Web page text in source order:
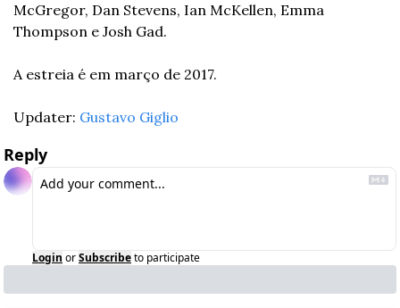
McGregor, Dan Stevens, Ian McKellen, Emma
Thompson e Josh Gad.
A estreia é em março de 2017.
Updater: Gustavo Giglio
Reply
Login orSubscribeto participate